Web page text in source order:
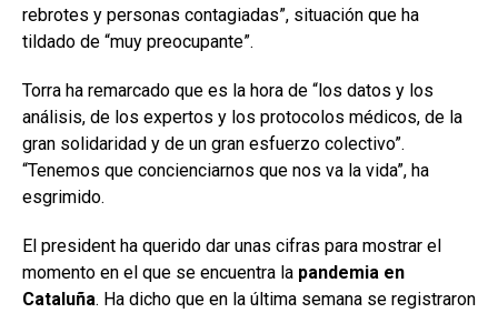
rebrotes y personas contagiadas”, situación que ha
tildado de “muy preocupante”.
Torra ha remarcado que es la hora de “los datos y los
análisis, de los expertos y los protocolos médicos, de la
gran solidaridad y de un gran esfuerzo colectivo”.
“Tenemos que concienciarnos que nos va la vida”, ha
esgrimido.
El president ha querido dar unas cifras para mostrar el
momento en el que se encuentra la pandemia en
Cataluña. Ha dicho que en la última semana se registraron